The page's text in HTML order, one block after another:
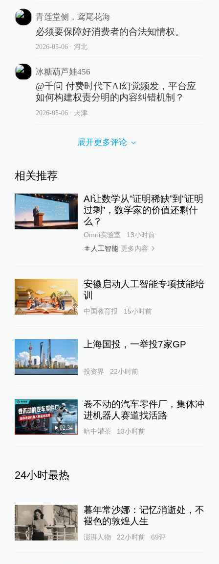
青莲堂侧，鸢尾花海
必须要保障好消费者的合法知情权。
2026-05-06∙ 河北
冰糖葫芦娃456
@千问 付费时代下AI幻觉频发，平台应
如何构建权责分明的内容纠错机制？
2026-05-06∙ 天津
展开更多评论
相关推荐
AI让数学从“证明稀缺”到“证明
过剩”，数学家的价值还剩什
么？
Omni实验室
13小时前
人工智能 更多内容
安徽启动人工智能专项技能培
训
中国教育报 15小时前
上海国投，一举投7家GP
投资界 22小时前
02:34
卷不动的汽车零件厂，集体冲
进机器人赛道找活路
暗中灌茶 13小时前
24小时最热
暮年常沙娜：记忆消逝处，不
褪色的敦煌人生
澎湃人物 22小时前 69评